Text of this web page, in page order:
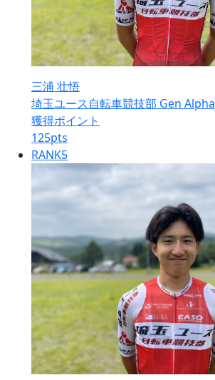
三浦 壮悟
埼玉ユース自転車競技部 Gen Alpha
獲得ポイント
125pts
RANK5